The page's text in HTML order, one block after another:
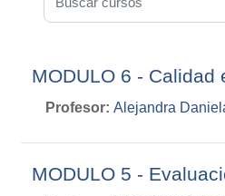
MODULO 6 -
Profesor: Alejandra
MODULO 5 -